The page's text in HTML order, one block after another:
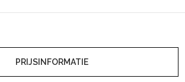
PRIJSINFORMATIE